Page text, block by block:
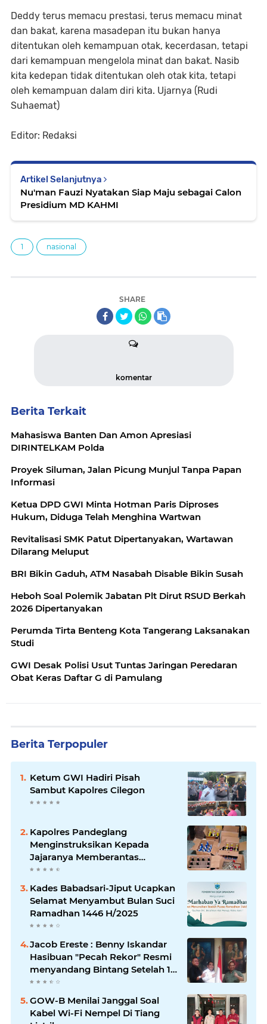
Deddy terus memacu prestasi, terus memacu minat
dan bakat, karena masadepan itu bukan hanya
ditentukan oleh kemampuan otak, kecerdasan, tetapi
dari kemampuan mengelola minat dan bakat. Nasib
kita kedepan tidak ditentukan oleh otak kita, tetapi
oleh kemampuan dalam diri kita. Ujarnya (Rudi
Suhaemat)
Editor: Redaksi
Artikel Selanjutnya
Nu'man Fauzi Nyatakan Siap Maju sebagai Calon
Presidium MD KAHMI
1 nasional
SHARE
komentar
Berita Terkait
Mahasiswa Banten Dan Amon Apresiasi
DIRINTELKAM Polda
Proyek Siluman, Jalan Picung Munjul Tanpa Papan
Informasi
Ketua DPD GWI Minta Hotman Paris Diproses
Hukum, Diduga Telah Menghina Wartwan
Revitalisasi SMK Patut Dipertanyakan, Wartawan
Dilarang Meluput
BRI Bikin Gaduh, ATM Nasabah Disable Bikin Susah
Heboh Soal Polemik Jabatan Plt Dirut RSUD Berkah
2026 Dipertanyakan
Perumda Tirta Benteng Kota Tangerang Laksanakan
Studi
GWI Desak Polisi Usut Tuntas Jaringan Peredaran
Obat Keras Daftar G di Pamulang
Berita Terpopuler
Ketum GWI Hadiri Pisah
Sambut Kapolres Cilegon
Kapolres Pandeglang
Menginstruksikan Kepada
Jajaranya Memberantas
Peredaran Miras
Kades Babadsari-Jiput Ucapkan
Selamat Menyambut Bulan Suci
Ramadhan 1446 H/2025
Jacob Ereste : Benny Iskandar
Hasibuan "Pecah Rekor" Resmi
menyandang Bintang Setelah 14
Tahun Ngejokrok Berpangjat
GOW-B Menilai Janggal Soal
Kabel Wi-Fi Nempel Di Tiang